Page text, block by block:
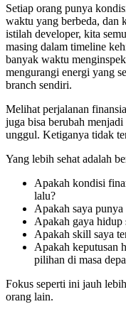
Setiap orang punya
waktu yang berbeda, dan
istilah developer, kita
masing dalam timeline
banyak waktu
mengurangi energi yang
branch sendiri.
Melihat perjalanan
juga bisa berubah
unggul. Ketiganya tidak
Yang lebih sehat adalah
Apakah kondisi
lalu?
Apakah saya punya
Apakah gaya hidup
Apakah skill saya
Apakah keputusan
pilihan di masa
Fokus seperti ini jauh
orang lain.